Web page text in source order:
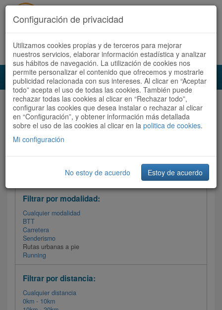
Acceder Registrate ahora Español | Català
Audioruta Todas las rutas
Todas las rutas
Ordenar por: Más recientes /
Filtrar las rutas
Filtrar por modalidad:
Cualquier modalidad
BTT
Carretera
Senderismo
Rutas urbanas a pie
Running
Filtrar por distancia:
Cualquier distancia
0km - 10km
Configuración de privacidad
Utilizamos cookies propias y de terceros para mejorar
nuestros servicios, elaborar información estadística y analizar
sus hábitos de navegación. La utilización de cookies nos
permite personalizar el contenido que ofrecemos y mostrarle
publicidad relacionada con sus intereses. Al clicar en “Aceptar
todo” acepta el uso de todas las cookies. También puede
rechazar todas las cookies al clicar en “Rechazar todo”,
configurar las cookies que desea instalar o rechazar al clicar
en “Configuración”, y obtener información más detallada
sobre el uso de las cookies al clicar en la politica de cookies.
Mi configuración
No estoy de acuerdo Estoy de acuerdo